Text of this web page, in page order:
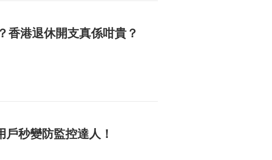
香港退休開支真係咁貴？
秒變防監控達人！